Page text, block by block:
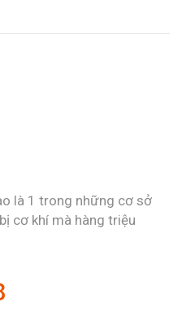
là 1 trong những cơ sở
cơ khí mà hàng triệu